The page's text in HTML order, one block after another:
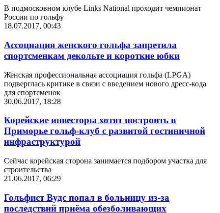
В подмосковном клубе Links National проходит чемпионат
России по гольфу
18.07.2017, 00:43
Ассоциация женского гольфа запретила
спортсменкам декольте и короткие юбки
Женская профессиональная ассоциация гольфа (LPGA)
подверглась критике в связи с введением нового дресс-кода
для спортсменок
30.06.2017, 18:28
Корейские инвесторы хотят построить в
Приморье гольф-клуб с развитой гостиничной
инфраструктурой
Сейчас корейская сторона занимается подбором участка для
строительства
21.06.2017, 06:29
Гольфист Вудс попал в больницу из-за
последствий приёма обезболивающих